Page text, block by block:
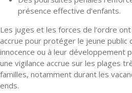
présence effective d’enfants.
Les juges et les forces de l’ordre
accrue pour protéger le jeune
innocence ou à leur développement
une vigilance accrue sur les plages
familles, notamment durant les
ends.